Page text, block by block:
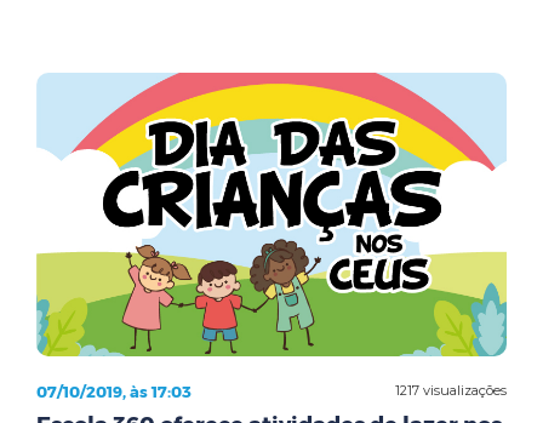
1217 visualizações
07/10/2019, às 17:03